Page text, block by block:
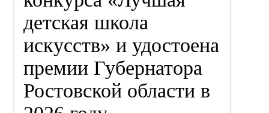
детская школа
искусств» и удостоена
премии Губернатора
Ростовской области в